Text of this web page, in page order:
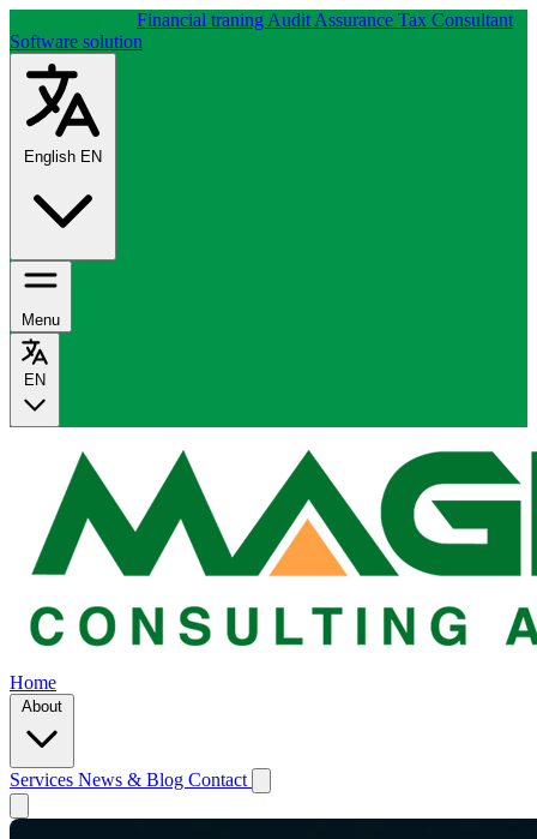
Financial traning Audit Assurance Tax Consultant
Software solution
English EN
Menu
EN
Home
About
Services News & Blog Contact